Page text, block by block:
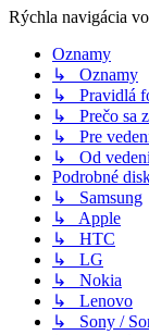
Rýchla navigácia
Oznamy
↳ Oznamy
↳ Pravidlá
↳ Prečo sa
↳ Pre
↳ Od
Podrobné
↳ Samsung
↳ Apple
↳ HTC
↳ LG
↳ Nokia
↳ Lenovo
↳ Sony /